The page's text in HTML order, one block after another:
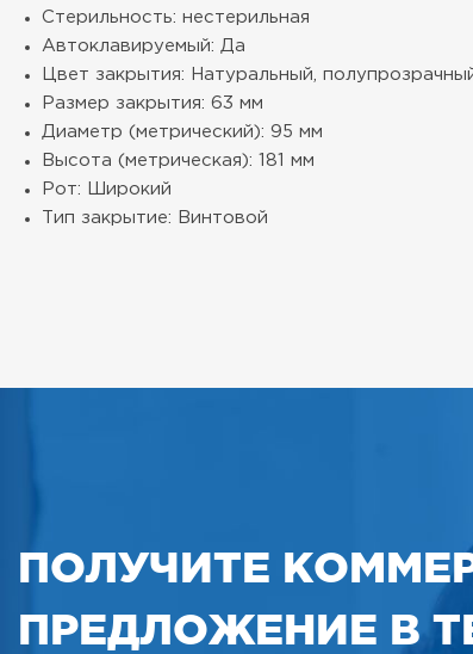
Стерильность: нестерильная
Автоклавируемый: Да
Цвет закрытия: Натуральный,
Размер закрытия: 63 мм
Диаметр (метрический): 95 мм
Высота (метрическая): 181 мм
Рот: Широкий
Тип закрытие: Винтовой
ПОЛУЧИТЕ
ПРЕДЛОЖЕНИЕ В